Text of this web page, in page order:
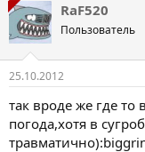
RaF520
Пользователь
25.10.2012
так вроде же где то
погода,хотя в